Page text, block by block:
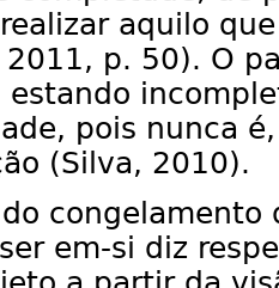
aquilo
2011, p. 50). O
estando
pois nunca
(Silva, 2010).
do
em-si diz